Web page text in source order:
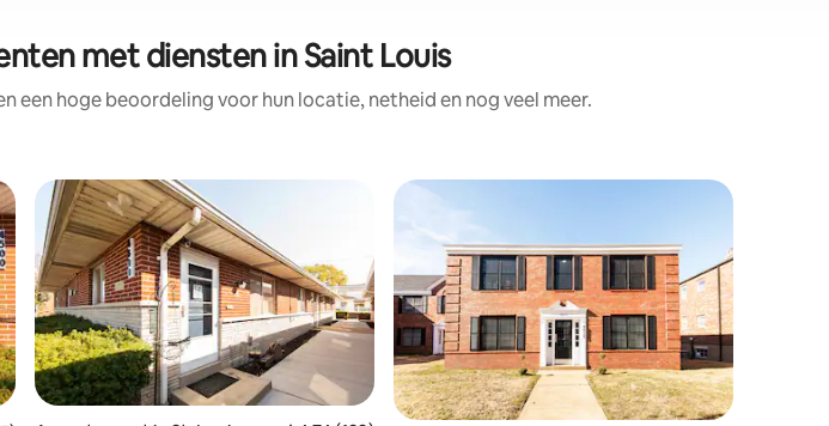
met diensten in Saint Louis
een hoge beoordeling voor hun locatie, netheid en nog veel meer.